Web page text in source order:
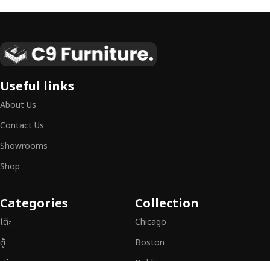
เหนือระดับ
เฟอร์นิเจอร์ไม้ไม่ใช่เพียงของตกแต่ง แต่เป็นงานศิลปะที่สะท้อนถึงรสนิยมและ
สามารถผสานความสวยงาม ความแข็งแรง และการใช้งานที่ตอบโจทย์ทุกความ
ต้องการได้อย่างลงตัว เฟอร์นิเจอร์ทุกชิ้นของเราผลิตจากวัสดุคุณภาพสูง ผ่าน
การตรวจสอบมาตรฐานอย่างเคร่งครัด
สิก และการใช้งานที่ยาวนาน
ประกันคุณภาพและการบริการที่ดีที่สุด
Useful links
About Us
Contact Us
Showrooms
Shop
Categories
โต๊ะ
ตู้
Collection
Chicago
Boston